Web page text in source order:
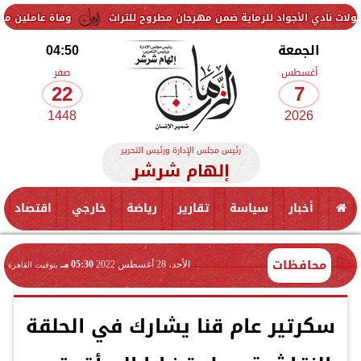
وفاة عاملين متأثرين للرماية ضمن مهرجان مطروح للتراث
الجمعة
أغسطس
7
2026
04:50
صفر
22
1448
رئيس مجلس الإدارة ورئيس التحرير
إلهام شرشر
أخبار سياسة تقارير رياضة خارجي اقتصاد
محافظات الأحد، 28 أغسطس 2022 05:30 مـ بتوقيت القاهرة
سكرتير عام قنا يشارك في الحلقة